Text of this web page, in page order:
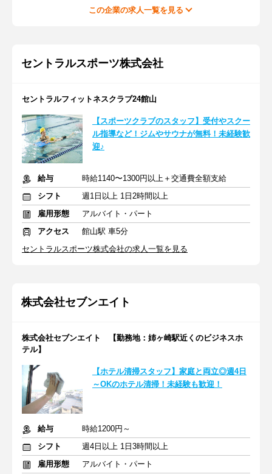
この企業の求人一覧を見る
セントラルスポーツ株式会社
セントラルフィットネスクラブ24館山
【スポーツクラブのスタッフ】受付やスクー
ル指導など！ジムやサウナが無料！未経験歓
迎♪
給与
時給1140〜1300円以上＋交通費全額⽀給
シフト
週1日以上 1日2時間以上
雇用形態
アルバイト・パート
アクセス
館山駅 車5分
セントラルスポーツ株式会社の求人一覧を見る
株式会社セブンエイト
株式会社セブンエイト 【勤務地：姉ヶ崎駅近くのビジネスホ
テル】
【ホテル清掃スタッフ】家庭と両立◎週4日
～OKのホテル清掃！未経験も歓迎！
給与
時給1200円～
シフト
週4日以上 1日3時間以上
雇用形態
アルバイト・パート